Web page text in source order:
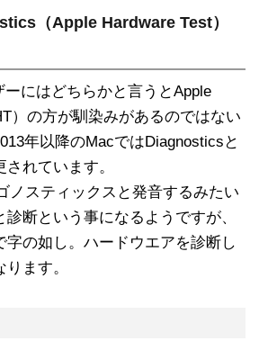
（Apple Hardware Test）
にはどちらかと言うとApple
）の方が馴染みがあるのではない
年以降のMacではDiagnosticsと
れています。
ノスティックスと発音するみたい
断という事になるようですが、
字の如し。ハードウエアを診断し
ます。